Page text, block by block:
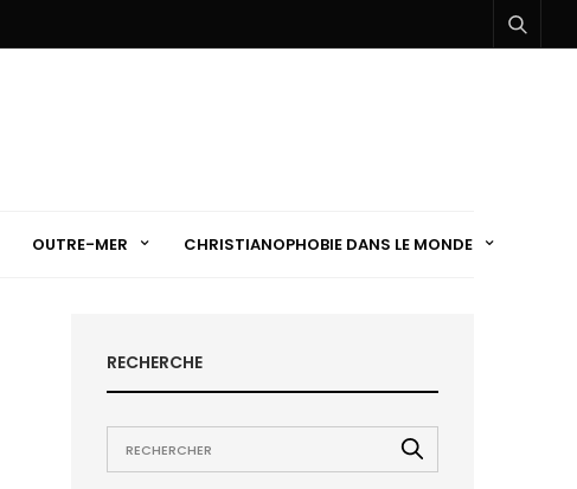
OUTRE-MER CHRISTIANOPHOBIE DANS LE MONDE
RECHERCHE